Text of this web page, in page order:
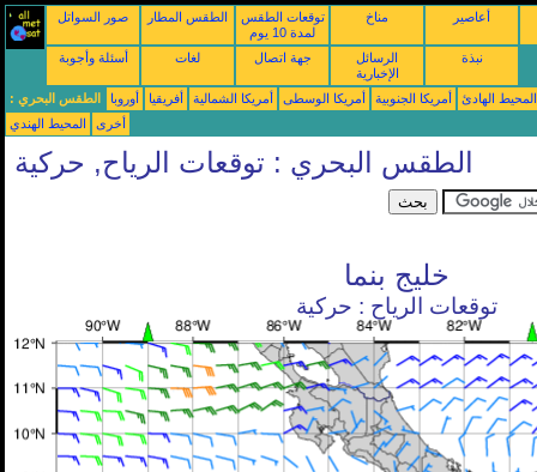
صور السواتل الطقس المطار
توقعات الطقس
لمدة 10 يوم
مناخ أعاصير
أسئلة وأجوبة لغات جهة اتصال
الرسائل
الإخبارية
نبذة
الطقس البحري : أوروبا أفريقيا أمريكا الشمالية أمريكا الوسطى أمريكا الجنوبية
الهادئ
المحيط الهندي
أخرى
الطقس البحري : توقعات الرياح, حركية
خليج بنما
توقعات الرياح : حركية